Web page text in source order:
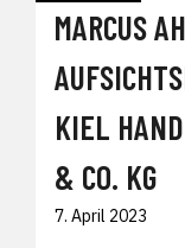
MARCUS
KIEL
& CO. KG
7. April 2023